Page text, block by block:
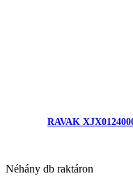
RAVAK
Néhány db raktáron